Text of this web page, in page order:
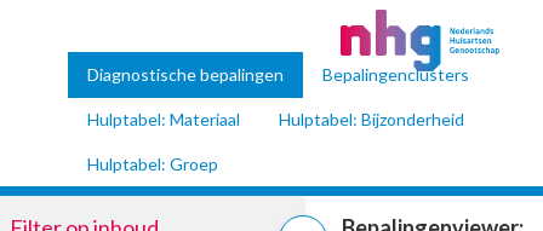
Diagnostische bepalingen Bepalingenclusters
Hulptabel: Materiaal Hulptabel: Bijzonderheid
Hulptabel: Groep